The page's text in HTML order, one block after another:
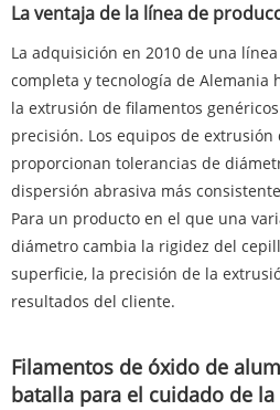
La ventaja de la línea de
La adquisición en 2010 de una
completa y tecnología de Alemania
la extrusión de filamentos
precisión. Los equipos de
proporcionan tolerancias de
dispersión abrasiva más
Para un producto en el que una
diámetro cambia la rigidez del
superficie, la precisión de la
resultados del cliente.
Filamentos de óxido de
batalla para el cuidado de